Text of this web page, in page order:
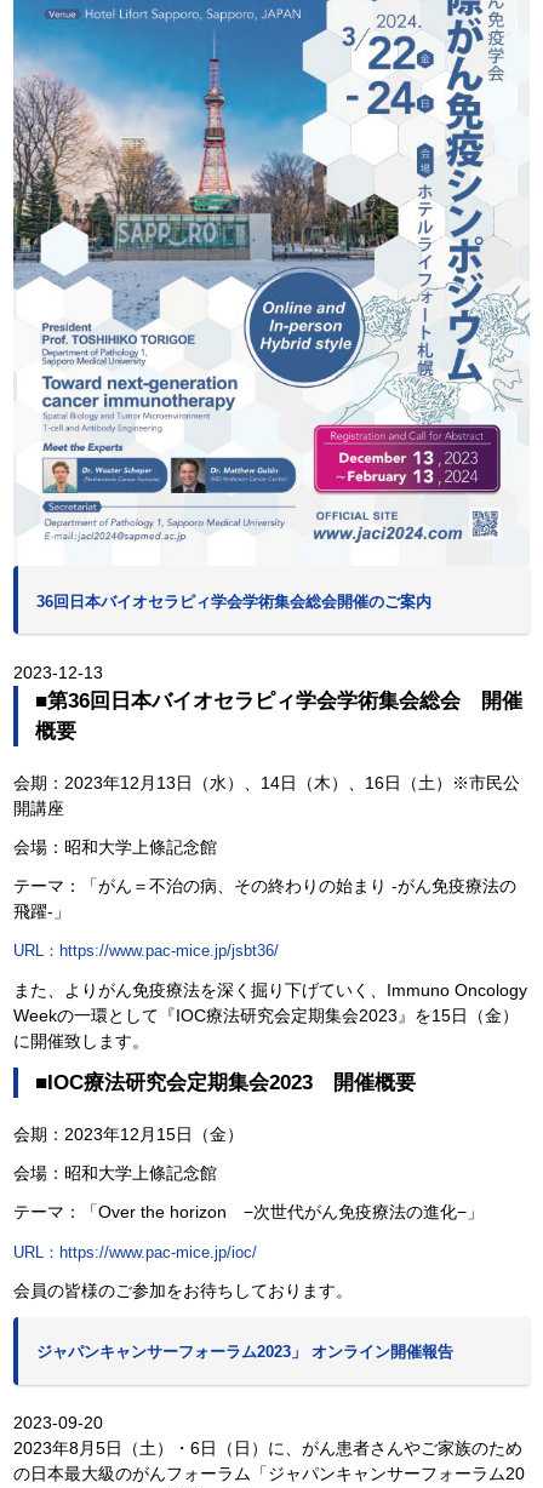
36回日本バイオセラピィ学会学術集会総会開催のご案内
2023-12-13
■第36回日本バイオセラピィ学会学術集会総会 開催
概要
会期：2023年12月13日（水）、14日（木）、16日（土）※市民公
開講座
会場：昭和大学上條記念館
テーマ：「がん＝不治の病、その終わりの始まり -がん免疫療法の
飛躍-」
URL：https://www.pac-mice.jp/jsbt36/
また、よりがん免疫療法を深く掘り下げていく、Immuno Oncology
Weekの一環として『IOC療法研究会定期集会2023』を15日（金）
に開催致します。
■IOC療法研究会定期集会2023 開催概要
会期：2023年12月15日（金）
会場：昭和大学上條記念館
テーマ：「Over the horizon −次世代がん免疫療法の進化−」
URL：https://www.pac-mice.jp/ioc/
会員の皆様のご参加をお待ちしております。
ジャパンキャンサーフォーラム2023」 オンライン開催報告
2023-09-20
2023年8月5日（土）・6日（日）に、がん患者さんやご家族のため
の日本最大級のがんフォーラム「ジャパンキャンサーフォーラム20